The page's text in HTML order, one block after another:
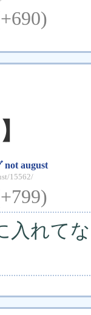
not august
15562/
入れて